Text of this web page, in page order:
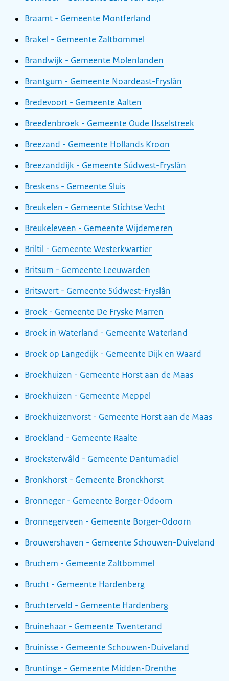
Braamt - Gemeente Montferland
Brakel - Gemeente Zaltbommel
Brandwijk - Gemeente Molenlanden
Brantgum - Gemeente Noardeast-Fryslân
Bredevoort - Gemeente Aalten
Breedenbroek - Gemeente Oude IJsselstreek
Breezand - Gemeente Hollands Kroon
Breezanddijk - Gemeente Súdwest-Fryslân
Breskens - Gemeente Sluis
Breukelen - Gemeente Stichtse Vecht
Breukeleveen - Gemeente Wijdemeren
Briltil - Gemeente Westerkwartier
Britsum - Gemeente Leeuwarden
Britswert - Gemeente Súdwest-Fryslân
Broek - Gemeente De Fryske Marren
Broek in Waterland - Gemeente Waterland
Broek op Langedijk - Gemeente Dijk en Waard
Broekhuizen - Gemeente Horst aan de Maas
Broekhuizen - Gemeente Meppel
Broekhuizenvorst - Gemeente Horst aan de Maas
Broekland - Gemeente Raalte
Broeksterwâld - Gemeente Dantumadiel
Bronkhorst - Gemeente Bronckhorst
Bronneger - Gemeente Borger-Odoorn
Bronnegerveen - Gemeente Borger-Odoorn
Brouwershaven - Gemeente Schouwen-Duiveland
Bruchem - Gemeente Zaltbommel
Brucht - Gemeente Hardenberg
Bruchterveld - Gemeente Hardenberg
Bruinehaar - Gemeente Twenterand
Bruinisse - Gemeente Schouwen-Duiveland
Bruntinge - Gemeente Midden-Drenthe